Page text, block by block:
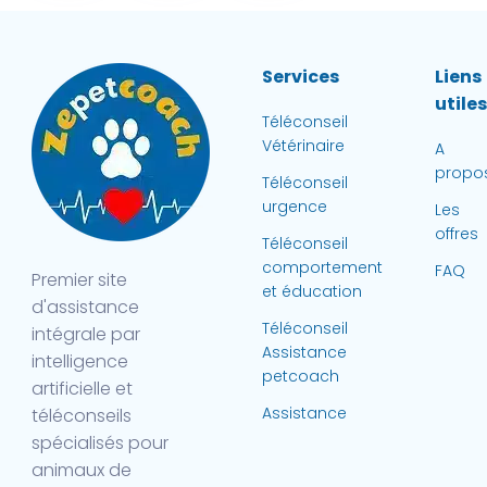
Premier site
d'assistance
intégrale par
intelligence
artificielle et
téléconseils
spécialisés pour
animaux de
Services
Téléconseil
Vétérinaire
Téléconseil
urgence
Téléconseil
comportement
et éducation
Téléconseil
Assistance
petcoach
Assistance
Liens
utiles
A
Les
offres
FAQ